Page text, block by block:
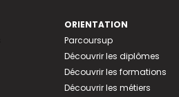
ORIENTATION
Parcoursup
Découvrir les diplômes
Découvrir les formations
Découvrir les métiers